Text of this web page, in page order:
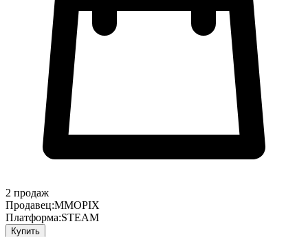
2 продаж
Продавец:MMOPIX
Платформа:STEAM
Купить